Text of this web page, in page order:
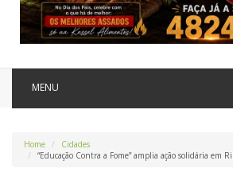
MENU
Home
Cidades
“Educação Contra a Fome” amplia ação solidária em